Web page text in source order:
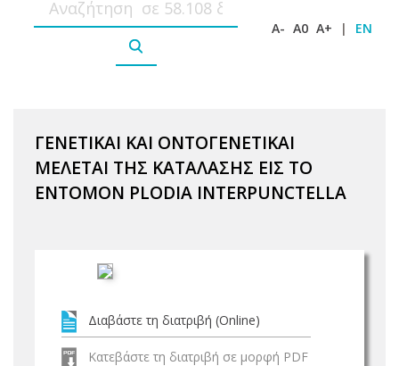
A- A0 A+ | EN
ΓΕΝΕΤΙΚΑΙ ΚΑΙ ΟΝΤΟΓΕΝΕΤΙΚΑΙ
ΜΕΛΕΤΑΙ ΤΗΣ ΚΑΤΑΛΑΣΗΣ ΕΙΣ ΤΟ
ΕΝΤΟΜΟΝ PLODIA INTERPUNCTELLA
Διαβάστε τη διατριβή (Online)
Κατεβάστε τη διατριβή σε μορφή PDF